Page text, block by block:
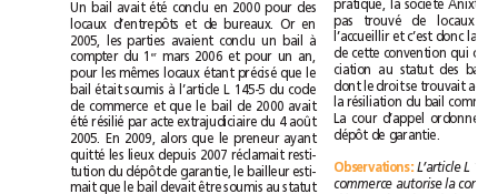
Un bail avait été conclu en 2000 pour des
locaux d’entrepôts et de bureaux. Or en
2005, les parties avaient conclu un bail à
compter du 1 er
mars 2006 et pour un an,
pour les mêmes locaux étant précisé que le
bail était soumis à l’article L 145-5 du code
de commerce et que le bail de 2000 avait
été résilié par acte extrajudiciaire du 4août
2005. En 2009, alors que le preneur ayant
quitté les lieux depuis 2007 réclamait resti-
tution du dépôt de garantie, le bailleur esti-
mait que le bail devait être soumis au statut
dépôt de garantie.
Observations: